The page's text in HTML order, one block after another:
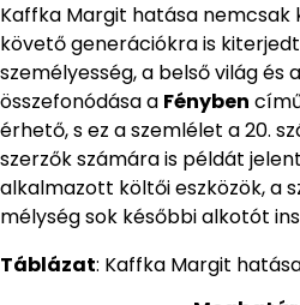
Kaffka Margit hatása nemcsak
követő generációkra is
személyesség, a belső világ és
összefonódása a Fényben
érhető, s ez a szemlélet a 20.
szerzők számára is példát
alkalmazott költői eszközök, a
mélység sok későbbi alkotót
Táblázat: Kaffka Margit